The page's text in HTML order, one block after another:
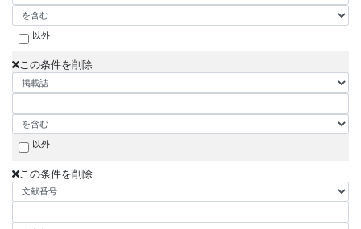
以外
この条件を削除
以外
この条件を削除